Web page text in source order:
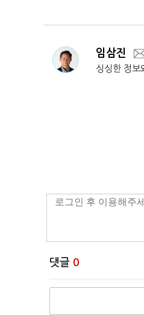
임삼진
싱싱한 정보
댓글 0